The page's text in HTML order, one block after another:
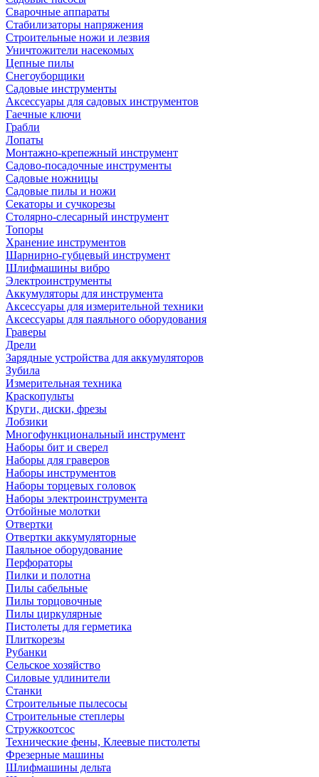
Сварочные аппараты
Стабилизаторы напряжения
Строительные ножи и лезвия
Уничтожители насекомых
Цепные пилы
Снегоуборщики
Садовые инструменты
Аксессуары для садовых инструментов
Гаечные ключи
Грабли
Лопаты
Монтажно-крепежный инструмент
Садово-посадочные инструменты
Садовые ножницы
Садовые пилы и ножи
Секаторы и сучкорезы
Столярно-слесарный инструмент
Топоры
Хранение инструментов
Шарнирно-губцевый инструмент
Шлифмашины вибро
Электроинструменты
Аккумуляторы для инструмента
Аксессуары для измерительной техники
Аксессуары для паяльного оборудования
Граверы
Дрели
Зарядные устройства для аккумуляторов
Зубила
Измерительная техника
Краскопульты
Круги, диски, фрезы
Лобзики
Многофункциональный инструмент
Наборы бит и сверел
Наборы для граверов
Наборы инструментов
Наборы торцевых головок
Наборы электроинструмента
Отбойные молотки
Отвертки
Отвертки аккумуляторные
Паяльное оборудование
Перфораторы
Пилки и полотна
Пилы сабельные
Пилы торцовочные
Пилы циркулярные
Пистолеты для герметика
Плиткорезы
Рубанки
Сельское хозяйство
Силовые удлинители
Станки
Строительные пылесосы
Строительные степлеры
Стружкоотсос
Технические фены, Клеевые пистолеты
Фрезерные машины
Шлифмашины дельта